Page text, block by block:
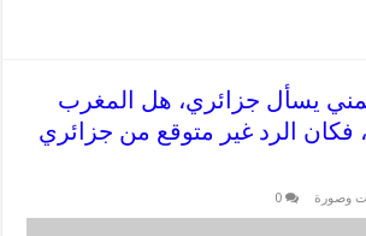
يمني يسأل جزائري، هل المغرب
فكان الرد غير متوقع من جزائري
وصورة 0